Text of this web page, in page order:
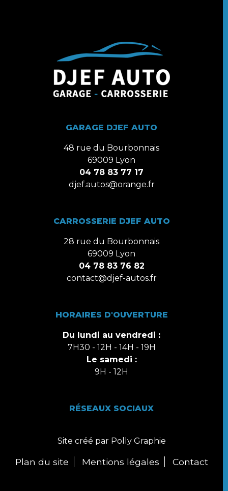
GARAGE DJEF AUTO
48 rue du Bourbonnais
69009 Lyon
04 78 83 77 17
djef.autos@orange.fr
CARROSSERIE DJEF AUTO
28 rue du Bourbonnais
69009 Lyon
04 78 83 76 82
contact@djef-autos.fr
HORAIRES D'OUVERTURE
Du lundi au vendredi :
7H30 - 12H - 14H - 19H
Le samedi :
9H - 12H
RÉSEAUX SOCIAUX
Site créé par Polly Graphie
Plan du site Mentions légales Contact